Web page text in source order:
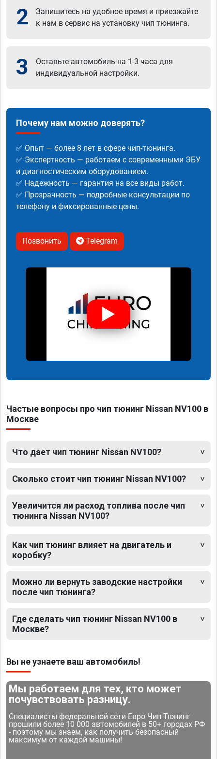
2
Запишитесь на удобное время и приезжайте
к нам в сервис на установку чип тюнинга.
3
Оставьте автомобиль на 1-3 часа для
индивидуальной настройки.
Почему нам можно доверять?
✅ Опыт — более 8 лет в сфере чип-тюнинга.
✅ Экспертность — работаем с современными ЭБУ
и диагностическим оборудованием.
✅ Надежность — гарантия на все виды работ.
✅ Прозрачность — подробные консультации по
телефону и фиксированные цены.
Позвонить Telegram
Частые вопросы про чип тюнинг Nissan NV100 в
Москве
Что дает чип тюнинг Nissan NV100?
Сколько стоит чип тюнинг Nissan NV100?
Увеличится ли расход топлива после чип
тюнинга Nissan NV100?
Как чип тюнинг влияет на двигатель и
коробку?
Можно ли вернуть заводские настройки
после чип тюнинга?
Где сделать чип тюнинг Nissan NV100 в
Москве?
Вы не узнаете ваш автомобиль!
Мы работаем для тех, кто может
почувствовать разницу.
Специалисты федеральной сети Евро Чип Тюнинг
прошили более 10 000 автомобилей в 50+ городах РФ
- поэтому мы знаем, как получить безопасный
максимум от каждой машины!